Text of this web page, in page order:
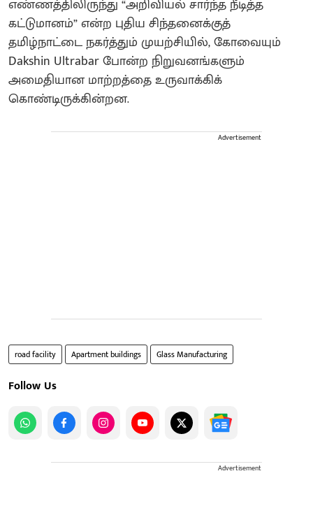
எண்ணத்திலிருந்து “அறிவியல் சார்ந்த நீடித்த
கட்டுமானம்” என்ற புதிய சிந்தனைக்குத்
தமிழ்நாட்டை நகர்த்தும் முயற்சியில், கோவையும்
Dakshin Ultrabar போன்ற நிறுவனங்களும்
அமைதியான மாற்றத்தை உருவாக்கிக்
கொண்டிருக்கின்றன.
Advertisement
road facility Apartment buildings Glass Manufacturing
Follow Us
Advertisement